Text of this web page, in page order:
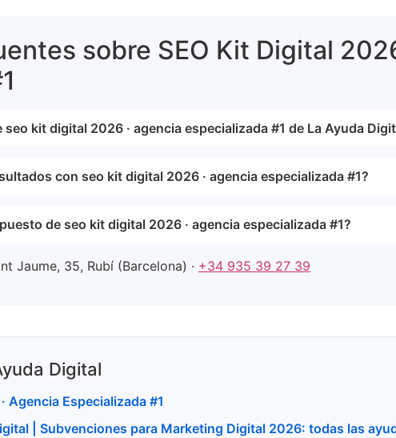
sobre SEO Kit Digital
kit digital 2026 · agencia especializada #1 de La Ayuda
con seo kit digital 2026 · agencia especializada #1?
de seo kit digital 2026 · agencia especializada #1?
Jaume, 35, Rubí (Barcelona) · +34 935 39 27 39
Digital
Agencia Especializada #1
| Subvenciones para Marketing Digital 2026: todas las